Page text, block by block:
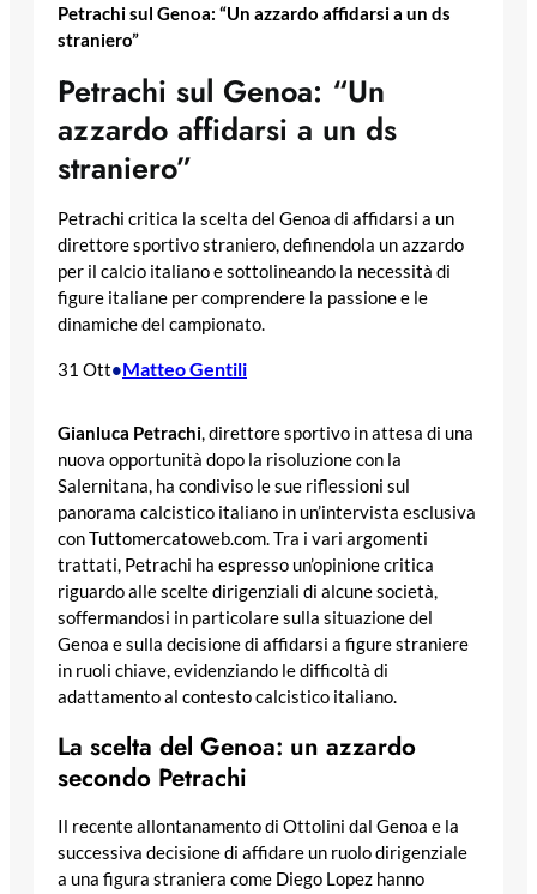
Petrachi sul Genoa: “Un azzardo affidarsi a un ds
straniero”
Petrachi sul Genoa: “Un
azzardo affidarsi a un ds
straniero”
Petrachi critica la scelta del Genoa di affidarsi a un
direttore sportivo straniero, definendola un azzardo
per il calcio italiano e sottolineando la necessità di
figure italiane per comprendere la passione e le
dinamiche del campionato.
31 Ott•Matteo Gentili
Gianluca Petrachi, direttore sportivo in attesa di una
nuova opportunità dopo la risoluzione con la
Salernitana, ha condiviso le sue riflessioni sul
panorama calcistico italiano in un’intervista esclusiva
con Tuttomercatoweb.com. Tra i vari argomenti
trattati, Petrachi ha espresso un’opinione critica
riguardo alle scelte dirigenziali di alcune società,
soffermandosi in particolare sulla situazione del
Genoa e sulla decisione di affidarsi a figure straniere
in ruoli chiave, evidenziando le difficoltà di
adattamento al contesto calcistico italiano.
La scelta del Genoa: un azzardo
secondo Petrachi
Il recente allontanamento di Ottolini dal Genoa e la
successiva decisione di affidare un ruolo dirigenziale
a una figura straniera come Diego Lopez hanno